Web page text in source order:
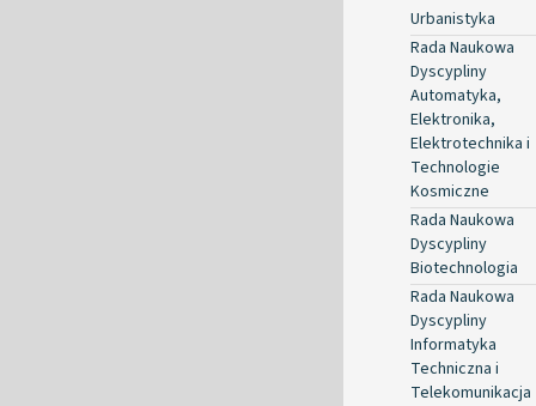
Urbanistyka
Rada Naukowa
Dyscypliny
Automatyka,
Elektronika,
Elektrotechnika i
Technologie
Kosmiczne
Rada Naukowa
Dyscypliny
Biotechnologia
Rada Naukowa
Dyscypliny
Informatyka
Techniczna i
Telekomunikacja